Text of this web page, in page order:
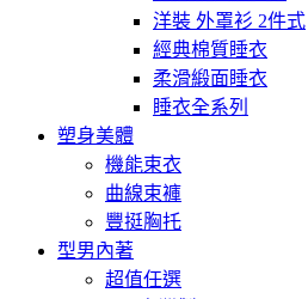
洋裝 外罩衫 2件式
經典棉質睡衣
柔滑緞面睡衣
睡衣全系列
塑身美體
機能束衣
曲線束褲
豐挺胸托
型男內著
超值任選